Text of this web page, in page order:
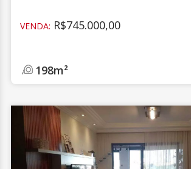
VENDA: R$745.000,00
198m²